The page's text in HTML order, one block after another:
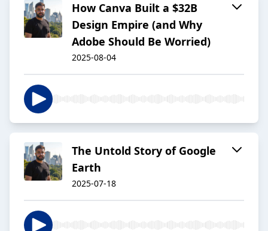
How Canva Built a $32B
Design Empire (and Why
Adobe Should Be Worried)
2025-08-04
The Untold Story of Google
Earth
2025-07-18